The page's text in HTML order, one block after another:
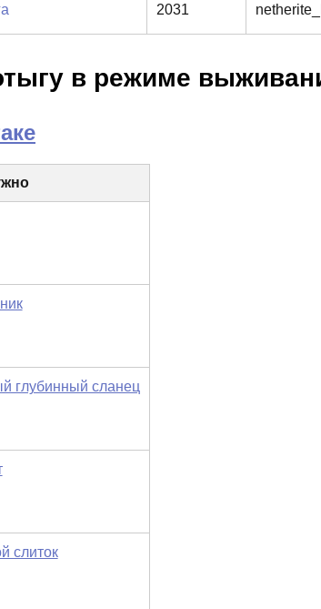
2031
в режиме
глубинный сланец
слиток